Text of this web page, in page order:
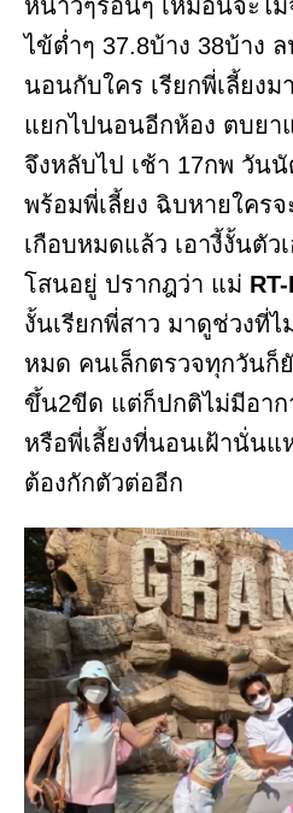
หนาวๆร้อนๆ เหมือนจะไ
ไข้ต่ำๆ 37.8บ้าง 38บ้าง
นอนกับใคร เรียกพี่เลี้ยง
แยกไปนอนอีกห้อง ตบยา
จึงหลับไป เช้า 17กพ วัน
พร้อมพี่เลี้ยง ฉิบหายใคร
เกือบหมดแล้ว เอางี้งั้นตั
โสนอยู่ ปรากฎว่า แม่
งั้นเรียกพี่สาว มาดูช่วงที่
หมด คนเล็กตรวจทุกวันก็
ขึ้น2ขีด แต่ก็ปกติไม่มีอาก
หรือพี่เลี้ยงที่นอนเฝ้านั่น
ต้องกักตัวต่ออีก